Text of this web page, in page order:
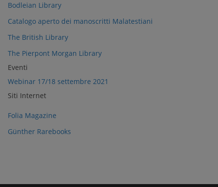
Bodleian Library
Catalogo aperto dei manoscritti Malatestiani
The British Library
The Pierpont Morgan Library
Eventi
Webinar 17/18 settembre 2021
Siti Internet
Folia Magazine
Günther Rarebooks